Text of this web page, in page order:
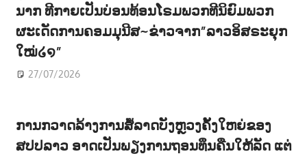
ນາກ ທີກາຍເປັນບ່ອນທ້ອນໂຣມພວກທີນິຍົມພວກ
ຜະເດັດການຄອມມຸນີສ~ຂ່າວຈາກ”ລາວອິສຣະຍຸກ
ໃໝ່໒໑”
27/07/2026
ການກວາດລ້າງການສໍ້ລາດບັງຫຼວງຄັ້ງໃຫຍ່ຂອງ
ສປປລາວ ອາດເປັນພຽງການຖອນທຶນຄືນໃຫ້ລັດ ແຕ່